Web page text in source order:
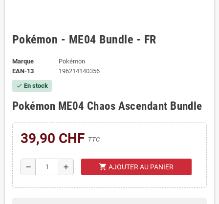
Pokémon - ME04 Bundle - FR
Marque
Pokémon
EAN-13
196214140356
check En stock
Pokémon ME04 Chaos Ascendant Bundle
39,90 CHF TTC
remove add shopping_cart AJOUTER AU PANIER